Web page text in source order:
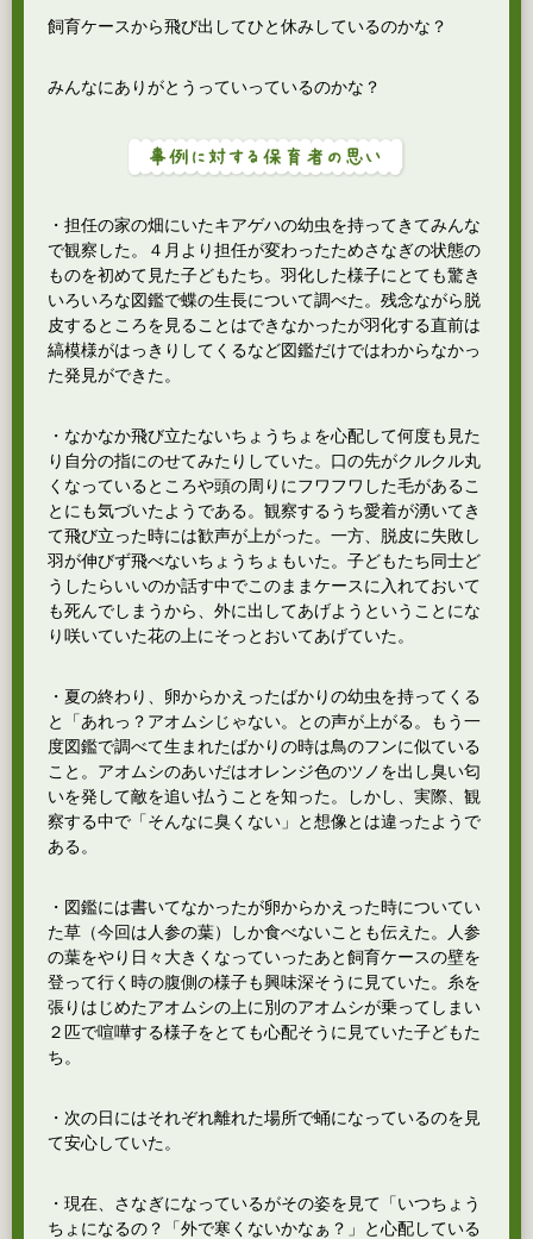
飼育ケースから飛び出してひと休みしているのかな？
みんなにありがとうっていっているのかな？
・担任の家の畑にいたキアゲハの幼虫を持ってきてみんな
で観察した。４月より担任が変わったためさなぎの状態の
ものを初めて見た子どもたち。羽化した様子にとても驚き
いろいろな図鑑で蝶の生長について調べた。残念ながら脱
皮するところを見ることはできなかったが羽化する直前は
縞模様がはっきりしてくるなど図鑑だけではわからなかっ
た発見ができた。
・なかなか飛び立たないちょうちょを心配して何度も見た
り自分の指にのせてみたりしていた。口の先がクルクル丸
くなっているところや頭の周りにフワフワした毛があるこ
とにも気づいたようである。観察するうち愛着が湧いてき
て飛び立った時には歓声が上がった。一方、脱皮に失敗し
羽が伸びず飛べないちょうちょもいた。子どもたち同士ど
うしたらいいのか話す中でこのままケースに入れておいて
も死んでしまうから、外に出してあげようということにな
り咲いていた花の上にそっとおいてあげていた。
・夏の終わり、卵からかえったばかりの幼虫を持ってくる
と「あれっ？アオムシじゃない。との声が上がる。もう一
度図鑑で調べて生まれたばかりの時は鳥のフンに似ている
こと。アオムシのあいだはオレンジ色のツノを出し臭い匂
いを発して敵を追い払うことを知った。しかし、実際、観
察する中で「そんなに臭くない」と想像とは違ったようで
ある。
・図鑑には書いてなかったが卵からかえった時についてい
た草（今回は人参の葉）しか食べないことも伝えた。人参
の葉をやり日々大きくなっていったあと飼育ケースの壁を
登って行く時の腹側の様子も興味深そうに見ていた。糸を
張りはじめたアオムシの上に別のアオムシが乗ってしまい
２匹で喧嘩する様子をとても心配そうに見ていた子どもた
ち。
・次の日にはそれぞれ離れた場所で蛹になっているのを見
て安心していた。
・現在、さなぎになっているがその姿を見て「いつちょう
ちょになるの？「外で寒くないかなぁ？」と心配している